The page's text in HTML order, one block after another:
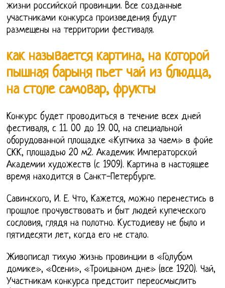
жизни российской провинции. Все созданные
участниками конкурса произведения будут
размещены на территории фестиваля.
как называется картина, на которой
пышная барыня пьет чай из блюдца,
на столе самовар, фрукты
Конкурс будет проводиться в течение всех дней
фестиваля, с 11. 00 до 19. 00, на специальной
оборудованной площадке «Купчиха за чаем» в фойе
СКК, площадью 20 м2. Академик Императорской
Академии художеств (с 1909). Картина в настоящее
время находится в Санкт-Петербурге.
Савинского, И. Е. Что, Кажется, можно перенестись в
прошлое прочувствовать и быт людей купеческого
сословия, глядя на полотно. Кустодиеву не было и
пятидесяти лет, когда его не стало.
Живописал тихую жизнь провинции в «Голубом
домике», «Осени», «Троицыном дне» (все 1920). Чай,
Участникам конкурса предстоит переосмыслить